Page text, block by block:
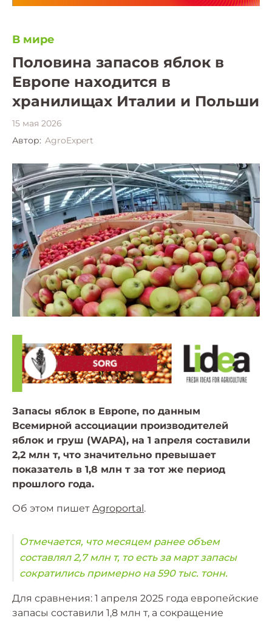
В мире
Половина запасов яблок в
Европе находится в
хранилищах Италии и Польши
15 мая 2026
Автор: AgroExpert
Запасы яблок в Европе, по данным
Всемирной ассоциации производителей
яблок и груш (WAPA), на 1 апреля составили
2,2 млн т, что значительно превышает
показатель в 1,8 млн т за тот же период
прошлого года.
Об этом пишет Agroportal .
Отмечается, что месяцем ранее объем
составлял 2,7 млн т, то есть за март запасы
сократились примерно на 590 тыс. тонн.
Для сравнения: 1 апреля 2025 года европейские
запасы составили 1,8 млн т, а сокращение